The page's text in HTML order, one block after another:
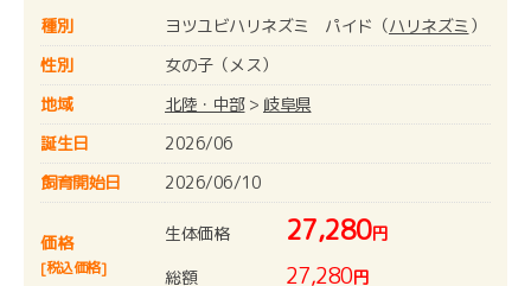
種別 ヨツユビハリネズミ パイド（ハリネズミ ）
性別
女の子（メス）
地域
北陸・中部> 岐阜県
誕生日
2026/06
飼育開始日
2026/06/10
価格
[税込価格]
生体価格 27,280円
総額
27,280円